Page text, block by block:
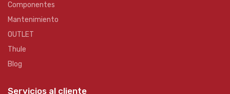
Componentes
Mantenimiento
OUTLET
Thule
Blog
Servicios al cliente